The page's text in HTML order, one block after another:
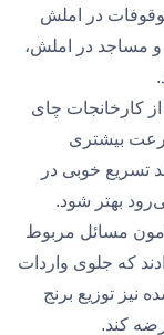
در املش
و مساجد در املش،
از کارخانجات چای
بیشتری
سال اخیر، شاهد تسریع خوبی در
بهتر شود.
مسائل مربوط
که جلوی واردات
نیز توزیع برنج
کند.